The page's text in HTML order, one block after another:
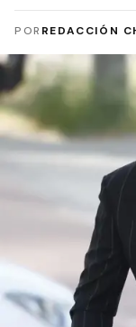
POR REDACCIÓN